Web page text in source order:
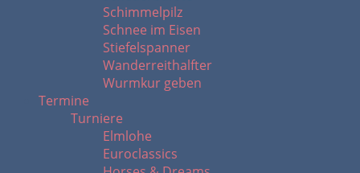
Schimmelpilz
Schnee im Eisen
Stiefelspanner
Wanderreithalfter
Wurmkur geben
Termine
Turniere
Elmlohe
Euroclassics